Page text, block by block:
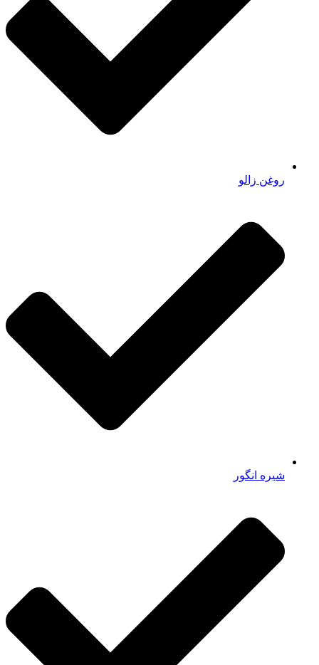
روغن زالو
شیره انگور